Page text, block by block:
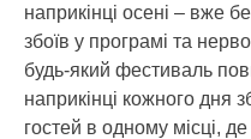
наприкінці осені – вже
збоїв у програмі та
будь-який фестиваль
наприкінці кожного дня
гостей в одному місці,